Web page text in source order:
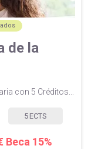
de la
con 5 Créditos...
5 ECTS
Beca 15%